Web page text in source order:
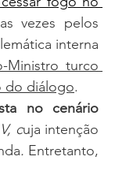
vezes pelos
interna
Ministro turco
do diálogo.
no cenário
cuja intenção
. Entretanto,